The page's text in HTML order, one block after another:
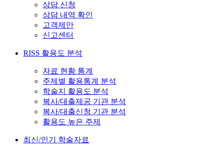
상담 신청
상담 내역 확인
고객제안
신고센터
RISS 활용도 분석
자료 현황 통계
주제별 활용통계 분석
학술지 활용도 분석
복사/대출제공 기관 분석
복사/대출신청 기관 분석
활용도 높은 주제
최신/인기 학술자료